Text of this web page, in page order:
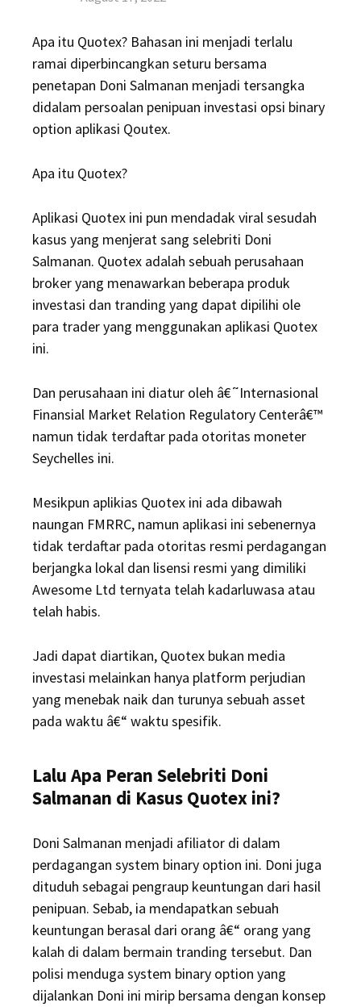
Apa itu Quotex? Bahasan ini menjadi terlalu
ramai diperbincangkan seturu bersama
penetapan Doni Salmanan menjadi tersangka
didalam persoalan penipuan investasi opsi binary
option aplikasi Qoutex.
Apa itu Quotex?
Aplikasi Quotex ini pun mendadak viral sesudah
kasus yang menjerat sang selebriti Doni
Salmanan. Quotex adalah sebuah perusahaan
broker yang menawarkan beberapa produk
investasi dan tranding yang dapat dipilihi ole
para trader yang menggunakan aplikasi Quotex
ini.
Dan perusahaan ini diatur oleh â€˜Internasional
Finansial Market Relation Regulatory Centerâ€™
namun tidak terdaftar pada otoritas moneter
Seychelles ini.
Mesikpun aplikias Quotex ini ada dibawah
naungan FMRRC, namun aplikasi ini sebenernya
tidak terdaftar pada otoritas resmi perdagangan
berjangka lokal dan lisensi resmi yang dimiliki
Awesome Ltd ternyata telah kadarluwasa atau
telah habis.
Jadi dapat diartikan, Quotex bukan media
investasi melainkan hanya platform perjudian
yang menebak naik dan turunya sebuah asset
pada waktu â€“ waktu spesifik.
Lalu Apa Peran Selebriti Doni
Salmanan di Kasus Quotex ini?
Doni Salmanan menjadi afiliator di dalam
perdagangan system binary option ini. Doni juga
dituduh sebagai pengraup keuntungan dari hasil
penipuan. Sebab, ia mendapatkan sebuah
keuntungan berasal dari orang â€“ orang yang
kalah di dalam bermain tranding tersebut. Dan
polisi menduga system binary option yang
dijalankan Doni ini mirip bersama dengan konsep